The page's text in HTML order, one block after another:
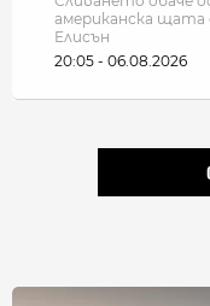
американска щата
Елисън
20:05 - 06.08.2026